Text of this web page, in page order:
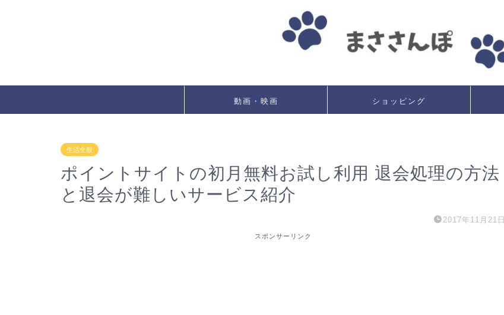
動画・映画 ショッピング
生活全般
ポイントサイトの初月無料お試し利用 退会処理の方法
と退会が難しいサービス紹介
2017年11月21日
スポンサーリンク